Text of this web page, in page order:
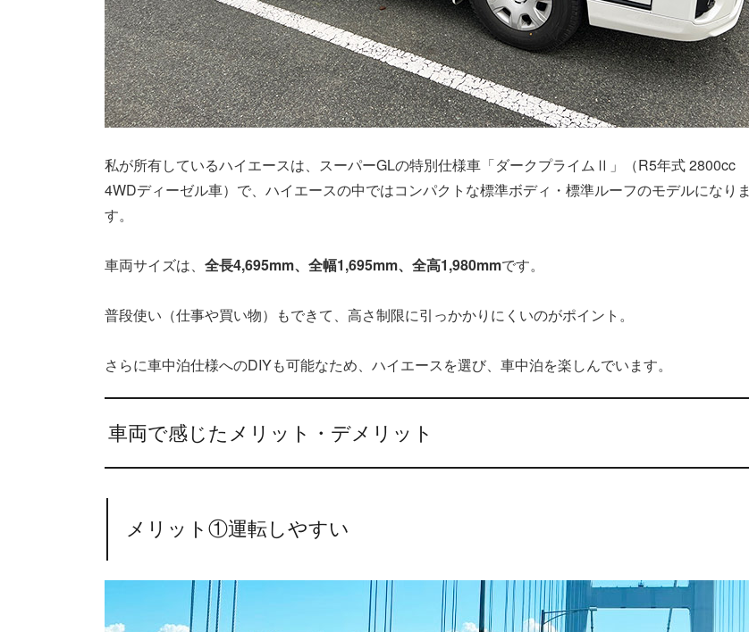
私が所有しているハイエースは、スーパーGLの特別仕様車「ダークプライムⅡ」（R5年式 2800cc
4WDディーゼル車）で、ハイエースの中ではコンパクトな標準ボディ・標準ルーフのモデルになりま
す。
車両サイズは、 全長4,695mm、全幅1,695mm、全高1,980mmです。
普段使い（仕事や買い物）もできて、高さ制限に引っかかりにくいのがポイント。
さらに車中泊仕様へのDIYも可能なため、ハイエースを選び、車中泊を楽しんでいます。
車両で感じたメリット・デメリット
メリット①運転しやすい